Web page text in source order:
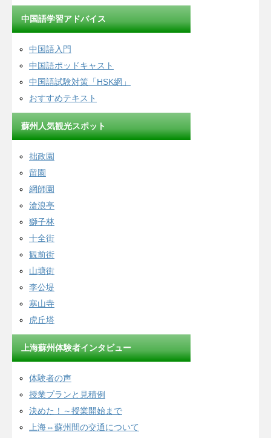
中国語学習アドバイス
中国語入門
中国語ポッドキャスト
中国語試験対策「HSK網」
おすすめテキスト
蘇州人気観光スポット
拙政園
留園
網師園
滄浪亭
獅子林
十全街
観前街
山塘街
李公堤
寒山寺
虎丘塔
上海蘇州体験者インタビュー
体験者の声
授業プランと見積例
決めた！～授業開始まで
上海⇔蘇州間の交通について